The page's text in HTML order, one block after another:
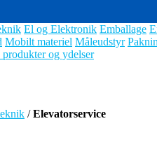
El og Elektronik Emballage
Mobilt materiel Måleudstyr
og ydelser
/Elevatorservice